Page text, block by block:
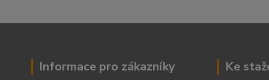
Informace pro zákazníky Ke